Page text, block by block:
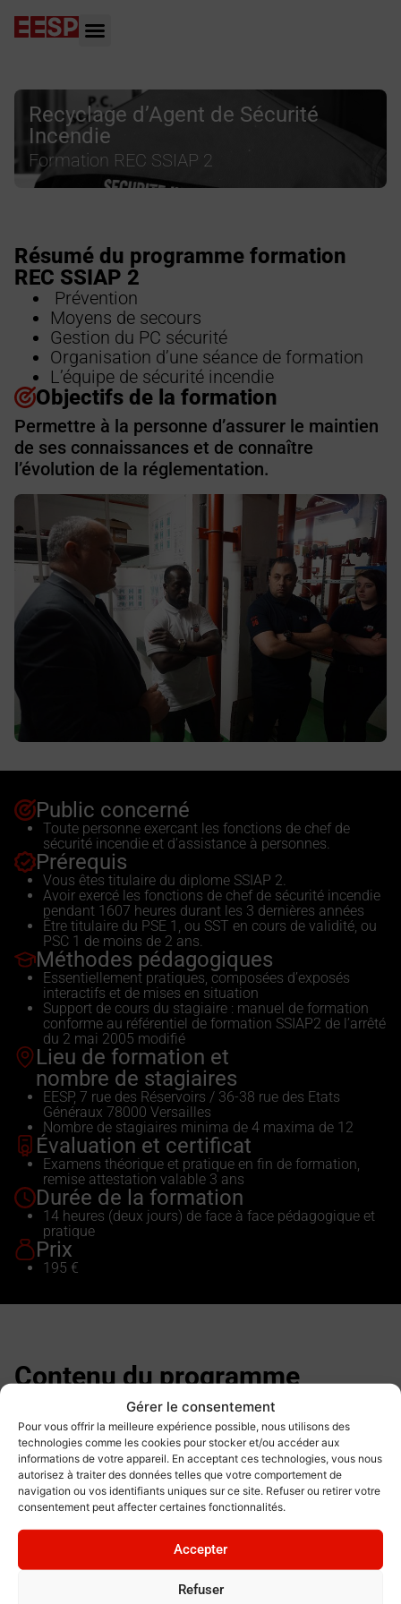
Gérer le consentement
Pour vous offrir la meilleure expérience possible, nous utilisons des
technologies comme les cookies pour stocker et/ou accéder aux
informations de votre appareil. En acceptant ces technologies, vous nous
autorisez à traiter des données telles que votre comportement de
navigation ou vos identifiants uniques sur ce site. Refuser ou retirer votre
consentement peut affecter certaines fonctionnalités.
Accepter
Refuser
Recyclage d’Agent de Sécurité
Incendie
Formation REC SSIAP 2
Résumé du programme formation
REC SSIAP 2
Prévention
Moyens de secours
Gestion du PC sécurité
Organisation d’une séance de formation
L’équipe de sécurité incendie
Objectifs de la formation
Permettre à la personne d’assurer le maintien
de ses connaissances et de connaître
l’évolution de la réglementation.
Public concerné
Toute personne exercant les fonctions de chef de
sécurité incendie et d’assistance à personnes.
Prérequis
Vous êtes titulaire du diplome SSIAP 2.
Avoir exercé les fonctions de chef de sécurité incendie
pendant 1607 heures durant les 3 dernières années
Être titulaire du PSE 1, ou SST en cours de validité, ou
PSC 1 de moins de 2 ans.
Méthodes pédagogiques
Essentiellement pratiques, composées d’exposés
interactifs et de mises en situation
Support de cours du stagiaire : manuel de formation
conforme au référentiel de formation SSIAP2 de l’arrêté
du 2 mai 2005 modifié
Lieu de formation et
nombre de stagiaires
EESP, 7 rue des Réservoirs / 36-38 rue des Etats
Généraux 78000 Versailles
Nombre de stagiaires minima de 4 maxima de 12
Évaluation et certificat
Examens théorique et pratique en fin de formation,
remise attestation valable 3 ans
Durée de la formation
14 heures (deux jours) de face à face pédagogique et
pratique
Prix
195 €
Contenu du programme
Télécharger le programme détaillé
Séquence 1 : Prévention – 4h
Séquence 2 : Moyen de